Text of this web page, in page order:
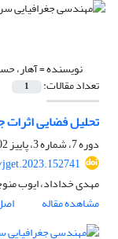
نویسنده =آهار،
تعداد مقالات: 1
تحلیل فضایی اثرات
دوره 7، شماره 3، پاییز 1402، صفحه
مهدی خداداد، ایوب
مشاهده مقاله